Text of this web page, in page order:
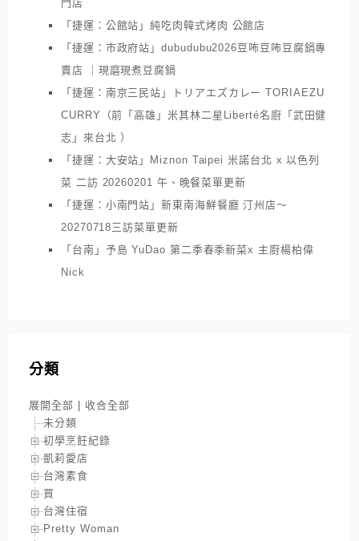
門店
「捷運：公館站」純吃肉韓式烤肉 公館店
「捷運：市政府站」dubudubu2026豆咘豆咘豆腐鍋專
賣店 ｜現磨現煮豆腐鍋
「捷運：南京三民站」トリアエズカレー TORIAEZU
CURRY（前「高雄」米其林二星Liberté名廚「武田健
志」來台北 ）
「捷運：大安站」Miznon Taipei 米諾台北 x 以色列
菜 二訪 20260201 午、晚餐菜單更新
「捷運：小南門站」新東南海鮮餐廳 汀州店～
20270718三訪菜單更新
「台南」予島 YuDao 第二季春季新菜x 主廚楊柏偉
Nick
分類
展開全部
收合全部
未分類
初學烹飪紀錄
凱莉愛店
台灣素食
買
台灣住宿
Pretty Woman